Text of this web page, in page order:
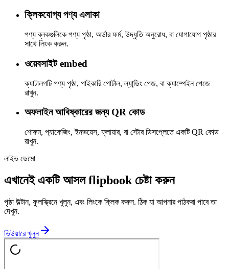
ক্লিকযোগ্য পণ্য এলাকা
পণ্য ব্লকগুলিকে পণ্য পৃষ্ঠা, অর্ডার ফর্ম, উদ্ধৃতি অনুরোধ, বা যোগাযোগ পৃষ্ঠার
সাথে লিংক করুন.
ওয়েবসাইট embed
ক্যাটালগটি পণ্য পৃষ্ঠা, পাইকারি পোর্টাল, ল্যান্ডিং পেজ, বা ক্যাম্পেইন পেজে
রাখুন.
অফলাইন আবিষ্কারের জন্য QR কোড
শোরুম, প্যাকেজিং, ইনভয়েস, ফ্লায়ার, বা স্টোর ডিসপ্লেতে একটি QR কোড
রাখুন.
লাইভ ডেমো
এখানেই একটি আসল flipbook চেষ্টা করুন
পৃষ্ঠা উল্টান, ফুলস্ক্রিনে খুলুন, এবং লিংকে ক্লিক করুন. ঠিক যা আপনার পাঠকরা পাবে তা
দেখুন.
ভিউয়ারে খুলুন